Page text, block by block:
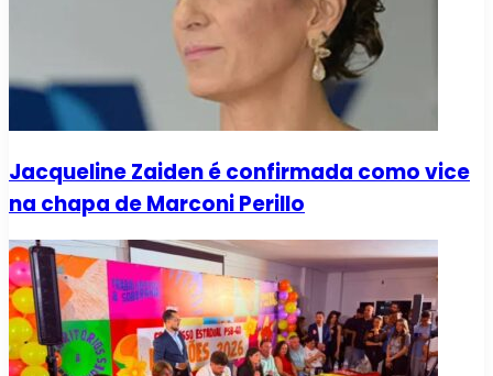
Jacqueline Zaiden é confirmada como vice
na chapa de Marconi Perillo